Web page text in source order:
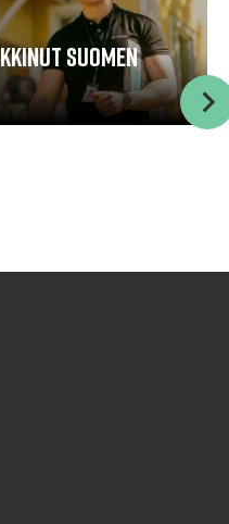
Suomen